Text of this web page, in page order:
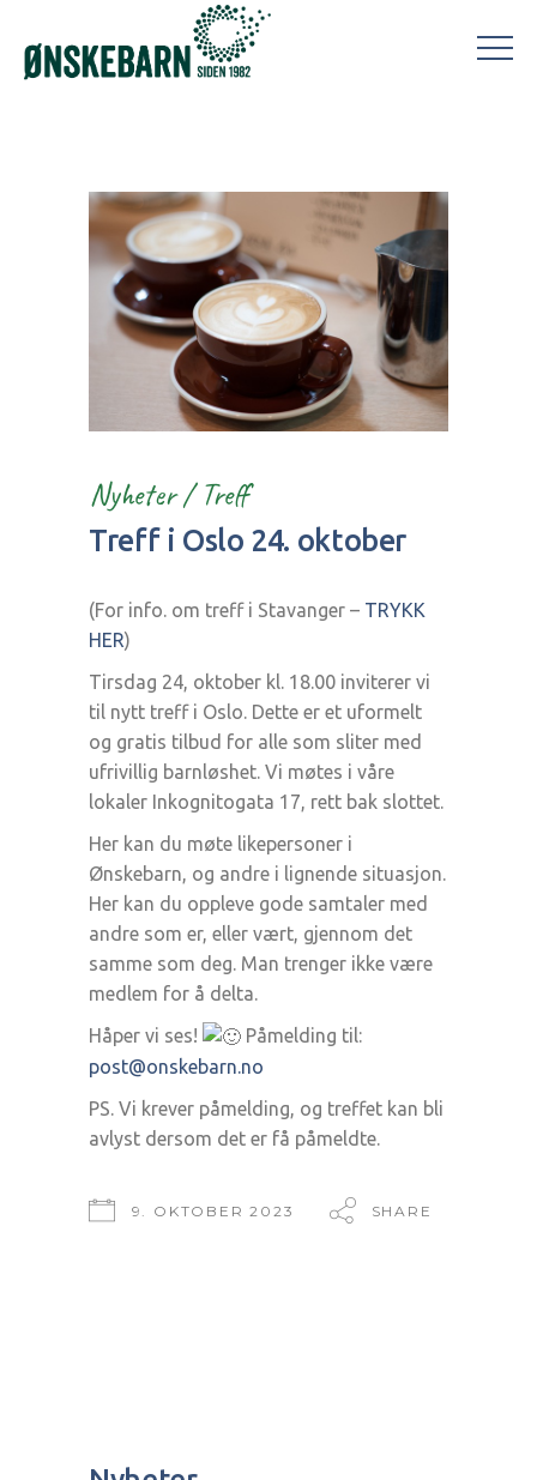
Nyheter/Treff
Treff i Oslo 24. oktober
(For info. om treff i Stavanger – TRYKK
HER)
Tirsdag 24, oktober kl. 18.00 inviterer vi
til nytt treff i Oslo. Dette er et uformelt
og gratis tilbud for alle som sliter med
ufrivillig barnløshet. Vi møtes i våre
lokaler Inkognitogata 17, rett bak slottet.
Her kan du møte likepersoner i
Ønskebarn, og andre i lignende situasjon.
Her kan du oppleve gode samtaler med
andre som er, eller vært, gjennom det
samme som deg. Man trenger ikke være
medlem for å delta.
Håper vi ses!
Påmelding til:
post@onskebarn.no
PS. Vi krever påmelding, og treffet kan bli
avlyst dersom det er få påmeldte.
9. OKTOBER 2023 SHARE